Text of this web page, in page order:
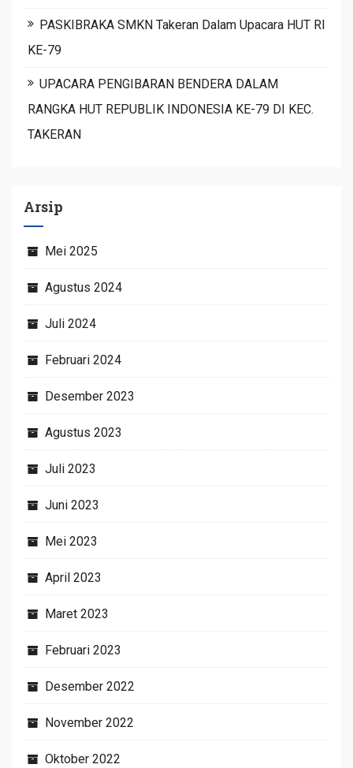
PASKIBRAKA SMKN Takeran Dalam Upacara HUT RI
KE-79
UPACARA PENGIBARAN BENDERA DALAM
RANGKA HUT REPUBLIK INDONESIA KE-79 DI KEC.
TAKERAN
Arsip
Mei 2025
Agustus 2024
Juli 2024
Februari 2024
Desember 2023
Agustus 2023
Juli 2023
Juni 2023
Mei 2023
April 2023
Maret 2023
Februari 2023
Desember 2022
November 2022
Oktober 2022